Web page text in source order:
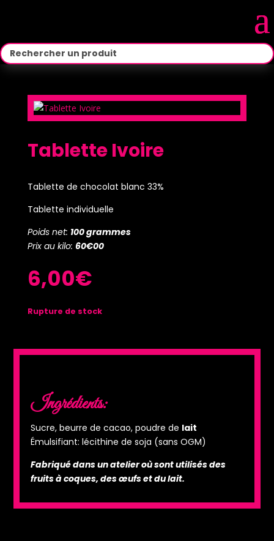
Tablette Ivoire
Tablette de chocolat blanc 33%
Tablette individuelle
Poids net: 100 grammes
Prix au kilo: 60€00
6,00€
Rupture de stock
Ingrédients:
Sucre, beurre de cacao, poudre de lait
Émulsifiant: lécithine de soja (sans OGM)
Fabriqué dans un atelier où sont utilisés des
fruits à coques, des œufs et du lait.